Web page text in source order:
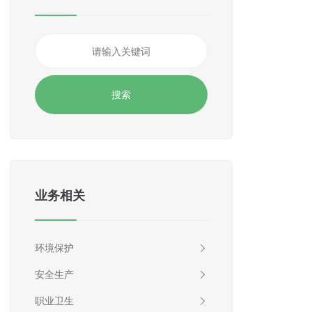
业务相关
环境保护
安全生产
职业卫生